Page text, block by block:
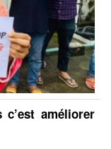
améliorer